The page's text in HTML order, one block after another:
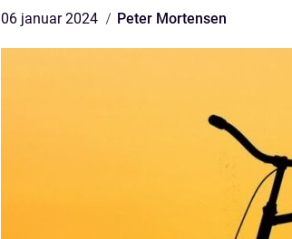
06 januar 2024 Peter Mortensen